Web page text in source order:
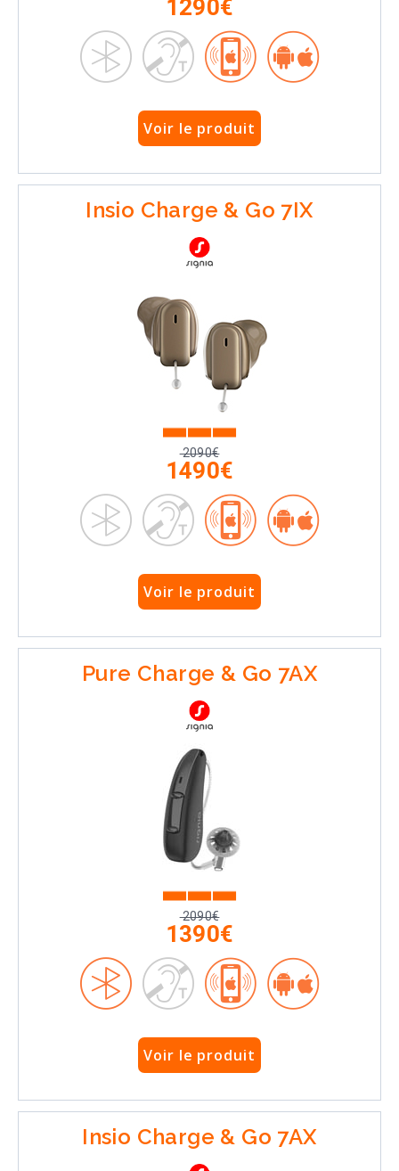
1290€
Voir le produit
Insio Charge & Go 7IX
2090€
1490€
Voir le produit
Pure Charge & Go 7AX
2090€
1390€
Voir le produit
Insio Charge & Go 7AX